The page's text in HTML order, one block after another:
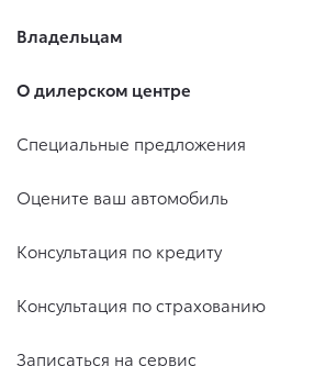
Владельцам
О дилерском центре
Специальные предложения
Оцените ваш автомобиль
Консультация по кредиту
Консультация по страхованию
Записаться на сервис